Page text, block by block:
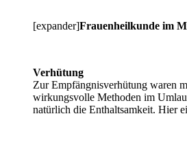
[expander]Frauenheilkunde im
Verhütung
Zur Empfängnisverhütung waren
wirkungsvolle Methoden im
natürlich die Enthaltsamkeit. Hier